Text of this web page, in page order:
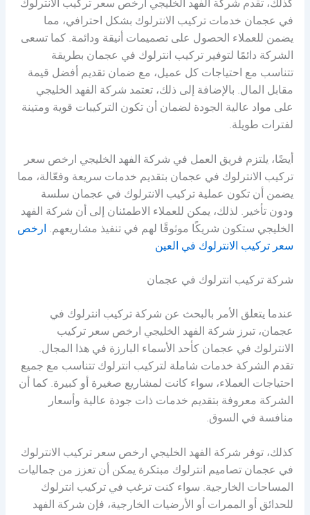
كذلك، تقدم شركة الفهد الخليجي ارخص سعر تركيب الانترلوك
في عجمان خدمات تركيب الانترلوك بشكل احترافي، مما
يضمن للعملاء الحصول على تصميمات أنيقة ودائمة. كما تسعى
الشركة دائمًا لتوفير تركيب انترلوك في عجمان بطريقة
تتناسب مع احتياجات كل عميل، مع ضمان تقديم أفضل قيمة
مقابل المال. بالإضافة إلى ذلك، تعتمد شركة الفهد الخليجي
على مواد عالية الجودة لضمان أن تكون التركيبات قوية ومتينة
لفترات طويلة.
أيضًا، يلتزم فريق العمل في شركة الفهد الخليجي ارخص سعر
تركيب الانترلوك في عجمان بتقديم خدمات سريعة وفعّالة، مما
يضمن أن تكون عملية تركيب الانترلوك في عجمان سلسة
ودون تأخير. لذلك، يمكن للعملاء الاطمئنان إلى أن شركة الفهد
الخليجي ستكون شريكًا موثوقًا لهم في تنفيذ مشاريعهم. ارخص
سعر تركيب الانترلوك في العين
شركة تركيب انترلوك في عجمان
عندما يتعلق الأمر بالبحث عن شركة تركيب انترلوك في
عجمان، تبرز شركة الفهد الخليجي ارخص سعر تركيب
الانترلوك في عجمان كأحد الأسماء البارزة في هذا المجال.
تقدم الشركة خدمات شاملة لتركيب انترلوك تتناسب مع جميع
احتياجات العملاء، سواء كانت لمشاريع صغيرة أو كبيرة. كما أن
الشركة معروفة بتقديم خدمات ذات جودة عالية وأسعار
منافسة في السوق.
كذلك، توفر شركة الفهد الخليجي ارخص سعر تركيب الانترلوك
في عجمان تصاميم انترلوك مبتكرة يمكن أن تعزز من جماليات
المساحات الخارجية. سواء كنت ترغب في تركيب انترلوك
للحدائق أو الممرات أو الأرضيات الخارجية، فإن شركة الفهد